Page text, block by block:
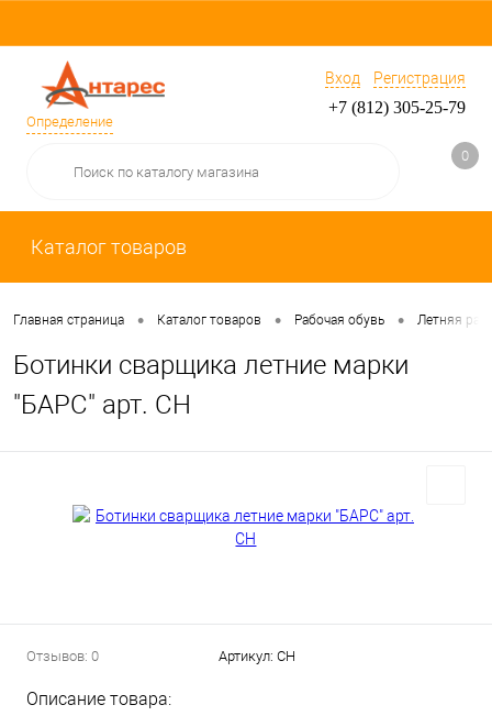
Определение
Вход Регистрация
+7 (812) 305-25-79
0
Каталог товаров
Главная страница • Каталог товаров • Рабочая обувь • Летняя
Ботинки сварщика летние марки
"БАРС" арт. СН
Отзывов: 0 Артикул: СН
Описание товара: